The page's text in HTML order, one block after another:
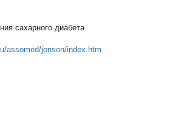
сахарного диабета
assomed/jonson/index.htm